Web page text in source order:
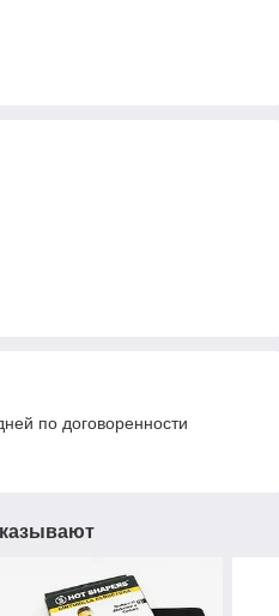
по договоренности